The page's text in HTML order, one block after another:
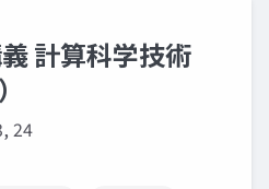
計算科学技術
24